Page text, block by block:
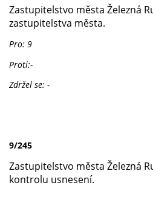
Zastupitelstvo města Železná
zastupitelstva města.
Pro: 9
Proti:-
Zdržel se: -
9/245
Zastupitelstvo města Železná
kontrolu usnesení.